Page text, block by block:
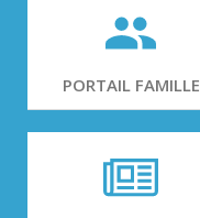
PORTAIL FAMILLE